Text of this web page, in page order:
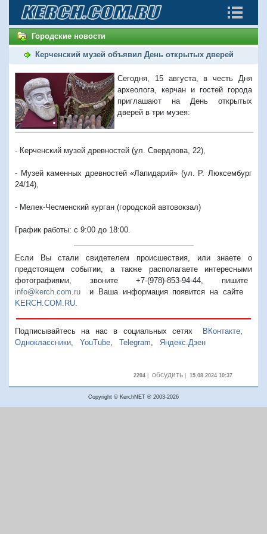
Городские новости
Керченский музей объявил День открытых дверей
Сегодня, 15 августа, в честь Дня
археолога, керчан и гостей города
приглашают на День открытых
дверей в три музея:
- Керченский музей древностей (ул. Свердлова, 22),
- Музей каменных древностей «Лапидарий» (ул. Р. Люксембург
24/14),
- Мелек-Чесменский курган (городской автовокзал)
График работы: с 9:00 до 18:00.
Если Вы стали свидетелем происшествия, или знаете о
предстоящем событии, а также располагаете интересными
фотографиями, звоните +7-(978)-853-94-44, пишите
info@kerch.com.ru и Ваша информация появится на сайте
KERCH.COM.RU
Подписывайтесь на нас в социальных сетях ВКонтакте,
Одноклассники
YouTube Telegram Яндекс.Дзен
2204| обсудить| 15.08.2024 10:37
Copyright © KerchNET ® 2003-2026